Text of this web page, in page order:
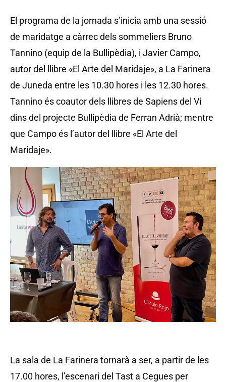
El programa de la jornada s’inicia amb una sessió
de maridatge a càrrec dels sommeliers Bruno
Tannino (equip de la Bullipèdia), i Javier Campo,
autor del llibre «El Arte del Maridaje», a La Farinera
de Juneda entre les 10.30 hores i les 12.30 hores.
Tannino és coautor dels llibres de Sapiens del Vi
dins del projecte Bullipèdia de Ferran Adrià; mentre
que Campo és l’autor del llibre «El Arte del
Maridaje».
La sala de La Farinera tornarà a ser, a partir de les
17.00 hores, l’escenari del Tast a Cegues per